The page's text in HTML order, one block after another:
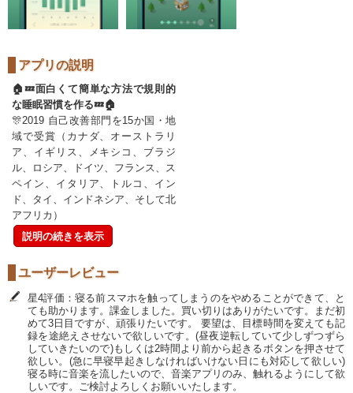
アプリの説明
🏠💤面白くて簡単な方法で規則的
な睡眠習慣を作る💤🏠
🎊2019 自己改善部門を15か国・地
域で受賞（カナダ、オーストラリ
ア、イギリス、メキシコ、ブラジ
ル、ロシア、ドイツ、フランス、ス
ペイン、イタリア、トルコ、イン
ド、タイ、インドネシア、そして北
アフリカ）
説明の続きを表示
ユーザーレビュー
星4評価：寝る前スマホを触ってしまうのをやめることができて、と
ても助かります。課金しました。買い切りはありがたいです。まだ初
めて3日目ですが、頑張りたいです。 要望は、目標時間を変えても記
録を途絶えさせないで欲しいです。(昼夜逆転していて少しずつずら
していきたいので)もしくは2時間より前から起きるボタンを押させて
欲しい。(急に早寝早起きしなければいけない日にも対応して欲しい)
寝る時に音楽を流したいので、音楽アプリのみ、触れるようにして欲
しいです。ご検討よろしくお願いいたします。